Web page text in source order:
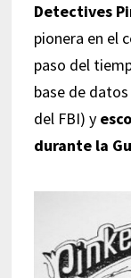
Detectives
pionera en el
paso del
base de
del FBI) y
durante la